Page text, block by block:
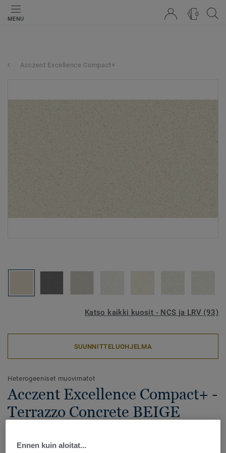
MENU
0
Acczent Excellence Compact+
Katso kaikki kuosit - NCS ja LRV (93)
SUUNNITTELUOHJELMA
Heterogeeniset muovimatot
Acczent Excellence Compact+ -
Terrazzo Concrete BEIGE
uutuus, joka tarjoaa alhaisen vierintävastuksen samalla
Ennen kuin aloitat...